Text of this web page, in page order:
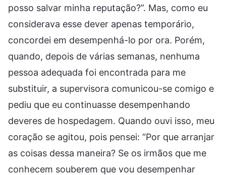
posso salvar minha reputação?”. Mas, como eu
considerava esse dever apenas temporário,
concordei em desempenhá-lo por ora. Porém,
quando, depois de várias semanas, nenhuma
pessoa adequada foi encontrada para me
substituir, a supervisora comunicou-se comigo e
pediu que eu continuasse desempenhando
deveres de hospedagem. Quando ouvi isso, meu
coração se agitou, pois pensei: “Por que arranjar
as coisas dessa maneira? Se os irmãos que me
conhecem souberem que vou desempenhar